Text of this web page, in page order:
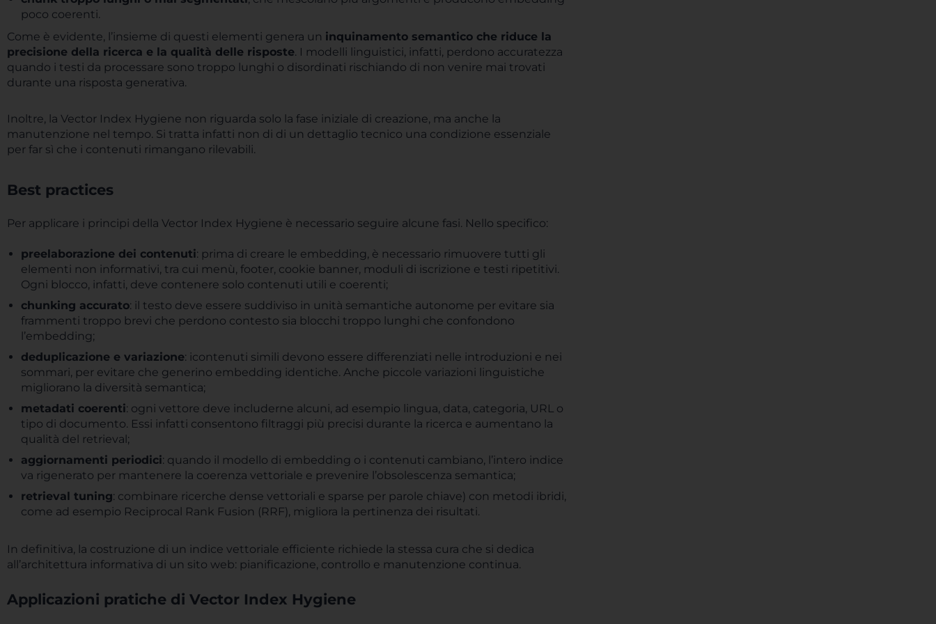
poco coerenti.
Come è evidente, l’insieme di questi elementi genera un inquinamento semantico che riduce la
precisione della ricerca e la qualità delle risposte. I modelli linguistici, infatti, perdono accuratezza
quando i testi da processare sono troppo lunghi o disordinati rischiando di non venire mai trovati
durante una risposta generativa.
Inoltre, la Vector Index Hygiene non riguarda solo la fase iniziale di creazione, ma anche la
manutenzione nel tempo. Si tratta infatti non di di un dettaglio tecnico una condizione essenziale
per far sì che i contenuti rimangano rilevabili.
Best practices
Per applicare i principi della Vector Index Hygiene è necessario seguire alcune fasi. Nello specifico:
preelaborazione dei contenuti: prima di creare le embedding, è necessario rimuovere tutti gli
elementi non informativi, tra cui menù, footer, cookie banner, moduli di iscrizione e testi ripetitivi.
Ogni blocco, infatti, deve contenere solo contenuti utili e coerenti;
chunking accurato: il testo deve essere suddiviso in unità semantiche autonome per evitare sia
frammenti troppo brevi che perdono contesto sia blocchi troppo lunghi che confondono
l’embedding;
deduplicazione e variazione: icontenuti simili devono essere differenziati nelle introduzioni e nei
sommari, per evitare che generino embedding identiche. Anche piccole variazioni linguistiche
migliorano la diversità semantica;
metadati coerenti: ogni vettore deve includerne alcuni, ad esempio lingua, data, categoria, URL o
tipo di documento. Essi infatti consentono filtraggi più precisi durante la ricerca e aumentano la
qualità del retrieval;
aggiornamenti periodici: quando il modello di embedding o i contenuti cambiano, l’intero indice
va rigenerato per mantenere la coerenza vettoriale e prevenire l’obsolescenza semantica;
retrieval tuning: combinare ricerche dense vettoriali e sparse per parole chiave) con metodi ibridi,
come ad esempio Reciprocal Rank Fusion (RRF), migliora la pertinenza dei risultati.
In definitiva, la costruzione di un indice vettoriale efficiente richiede la stessa cura che si dedica
all’architettura informativa di un sito web: pianificazione, controllo e manutenzione continua.
Applicazioni pratiche di Vector Index Hygiene